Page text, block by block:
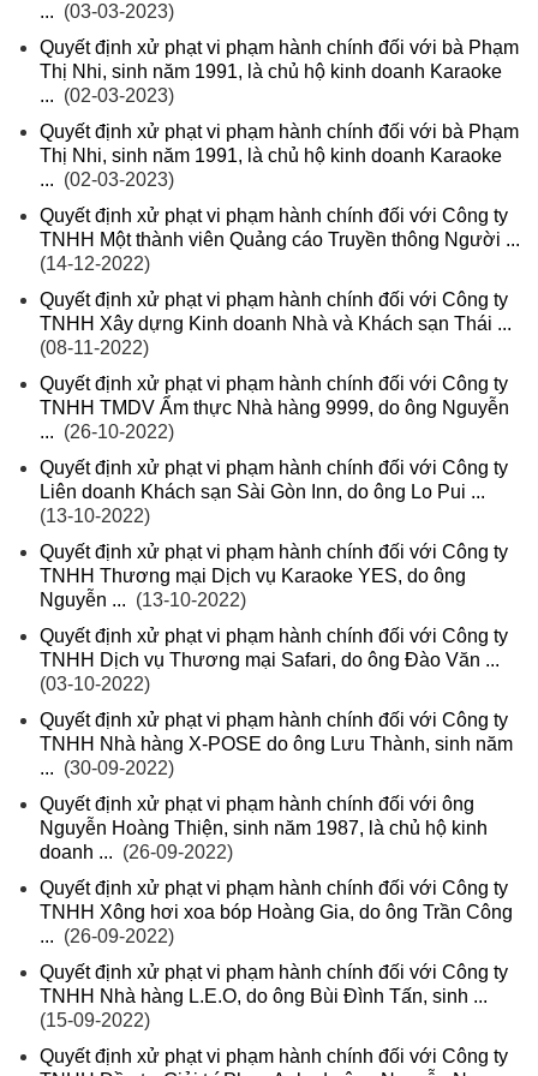
... (03-03-2023)
Quyết định xử phạt vi phạm hành chính đối với bà Phạm
Thị Nhi, sinh năm 1991, là chủ hộ kinh doanh Karaoke
... (02-03-2023)
Quyết định xử phạt vi phạm hành chính đối với bà Phạm
Thị Nhi, sinh năm 1991, là chủ hộ kinh doanh Karaoke
... (02-03-2023)
Quyết định xử phạt vi phạm hành chính đối với Công ty
TNHH Một thành viên Quảng cáo Truyền thông Người ...
(14-12-2022)
Quyết định xử phạt vi phạm hành chính đối với Công ty
TNHH Xây dựng Kinh doanh Nhà và Khách sạn Thái ...
(08-11-2022)
Quyết định xử phạt vi phạm hành chính đối với Công ty
TNHH TMDV Ẩm thực Nhà hàng 9999, do ông Nguyễn
... (26-10-2022)
Quyết định xử phạt vi phạm hành chính đối với Công ty
Liên doanh Khách sạn Sài Gòn Inn, do ông Lo Pui ...
(13-10-2022)
Quyết định xử phạt vi phạm hành chính đối với Công ty
TNHH Thương mại Dịch vụ Karaoke YES, do ông
Nguyễn ... (13-10-2022)
Quyết định xử phạt vi phạm hành chính đối với Công ty
TNHH Dịch vụ Thương mại Safari, do ông Đào Văn ...
(03-10-2022)
Quyết định xử phạt vi phạm hành chính đối với Công ty
TNHH Nhà hàng X-POSE do ông Lưu Thành, sinh năm
... (30-09-2022)
Quyết định xử phạt vi phạm hành chính đối với ông
Nguyễn Hoàng Thiện, sinh năm 1987, là chủ hộ kinh
doanh ... (26-09-2022)
Quyết định xử phạt vi phạm hành chính đối với Công ty
TNHH Xông hơi xoa bóp Hoàng Gia, do ông Trần Công
... (26-09-2022)
Quyết định xử phạt vi phạm hành chính đối với Công ty
TNHH Nhà hàng L.E.O, do ông Bùi Đình Tấn, sinh ...
(15-09-2022)
Quyết định xử phạt vi phạm hành chính đối với Công ty